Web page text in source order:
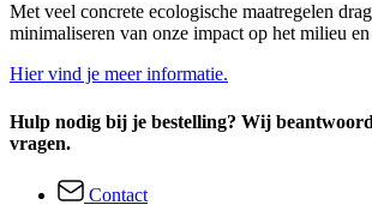
Met veel concrete ecologische maatregelen
minimaliseren van onze impact op het milieu
Hier vind je meer informatie.
Hulp nodig bij je bestelling? Wij
vragen.
Contact